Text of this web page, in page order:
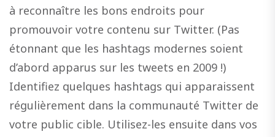
à reconnaître les bons endroits pour
promouvoir votre contenu sur Twitter. (Pas
étonnant que les hashtags modernes soient
d’abord apparus sur les tweets en 2009 !)
Identifiez quelques hashtags qui apparaissent
régulièrement dans la communauté Twitter de
votre public cible. Utilisez-les ensuite dans vos